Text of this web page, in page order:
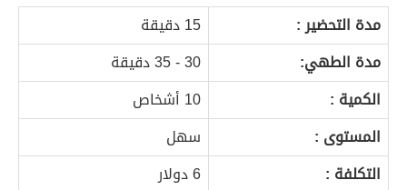
مدة التحضير :
15 دقيقة
مدة الطهي:
30 - 35 دقيقة
الكمية :
10 أشخاص
المستوى :
سهل
التكلفة :
6 دولار